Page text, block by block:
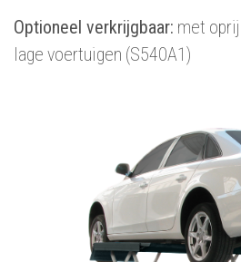
Optioneel verkrijgbaar: met
lage voertuigen (S540A1)